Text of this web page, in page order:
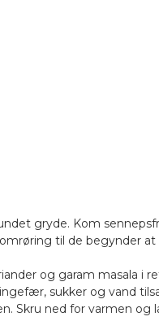
gryde. Kom
til de begynder at
og garam masala
sukker og vand
Skru ned for varmen og